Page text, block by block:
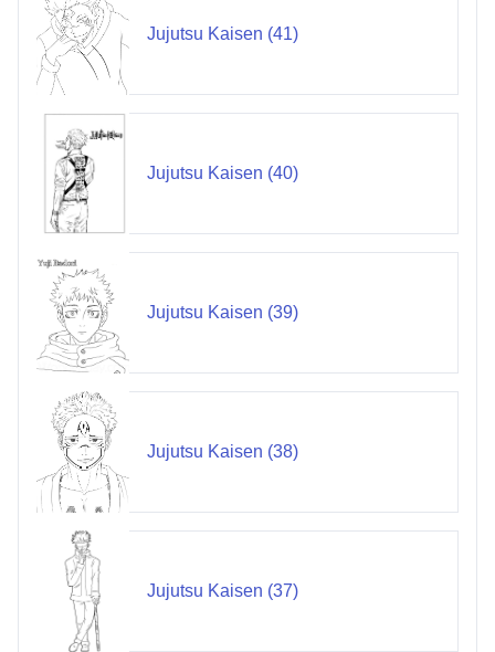
Jujutsu Kaisen (41)
Jujutsu Kaisen (40)
Jujutsu Kaisen (39)
Jujutsu Kaisen (38)
Jujutsu Kaisen (37)